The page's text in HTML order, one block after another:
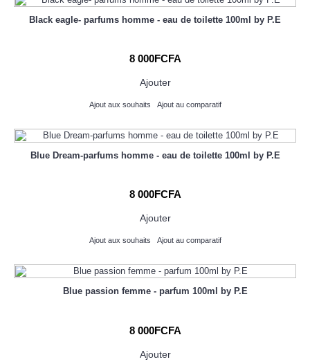
Black eagle- parfums homme - eau de toilette 100ml by P.E
8 000FCFA
Ajouter
Ajout aux souhaits Ajout au comparatif
Blue Dream-parfums homme - eau de toilette 100ml by P.E
8 000FCFA
Ajouter
Ajout aux souhaits Ajout au comparatif
Blue passion femme - parfum 100ml by P.E
8 000FCFA
Ajouter